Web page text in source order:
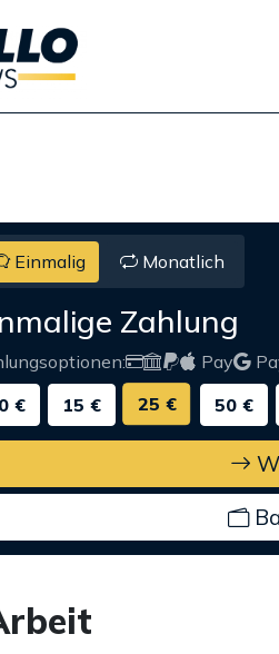
Einmalig Monatlich
Zahlung
Pay
€
15 € 25 € 50 €